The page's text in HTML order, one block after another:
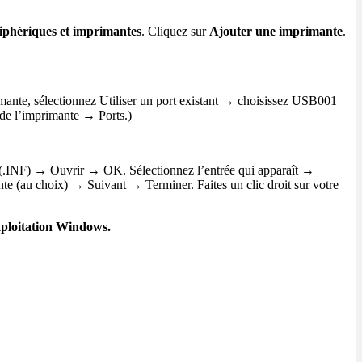
et imprimantes. Cliquez sur Ajouter une imprimante.
sélectionnez Utiliser un port existant → choisissez USB001
l’imprimante → Ports.)
→ Ouvrir → OK. Sélectionnez l’entrée qui apparaît →
(au choix) → Suivant → Terminer. Faites un clic droit sur votre
Windows.